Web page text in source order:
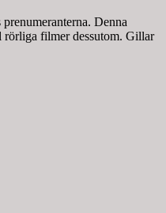
Denna
rörliga filmer dessutom. Gillar